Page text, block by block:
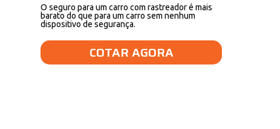
O seguro para um carro com rastreador é mais
barato do que para um carro sem nenhum
dispositivo de segurança.
COTAR AGORA